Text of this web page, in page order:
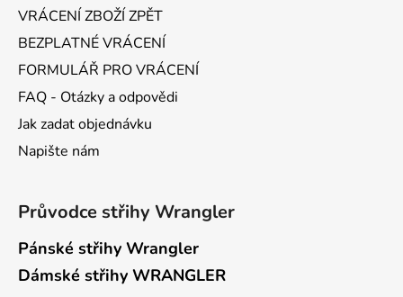
VRÁCENÍ ZBOŽÍ ZPĚT
BEZPLATNÉ VRÁCENÍ
FORMULÁŘ PRO VRÁCENÍ
FAQ - Otázky a odpovědi
Jak zadat objednávku
Napište nám
Průvodce střihy Wrangler
Pánské střihy Wrangler
Dámské střihy WRANGLER